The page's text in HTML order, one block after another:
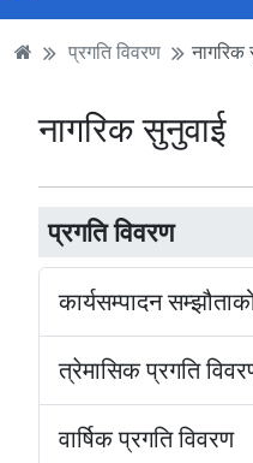
प्रगति विवरण नागरिक
प्रगति विवरण
कार्यसम्पादन
त्रेमासिक प्रगति
वार्षिक प्रगति विवरण
नागरिक सुनुवाई